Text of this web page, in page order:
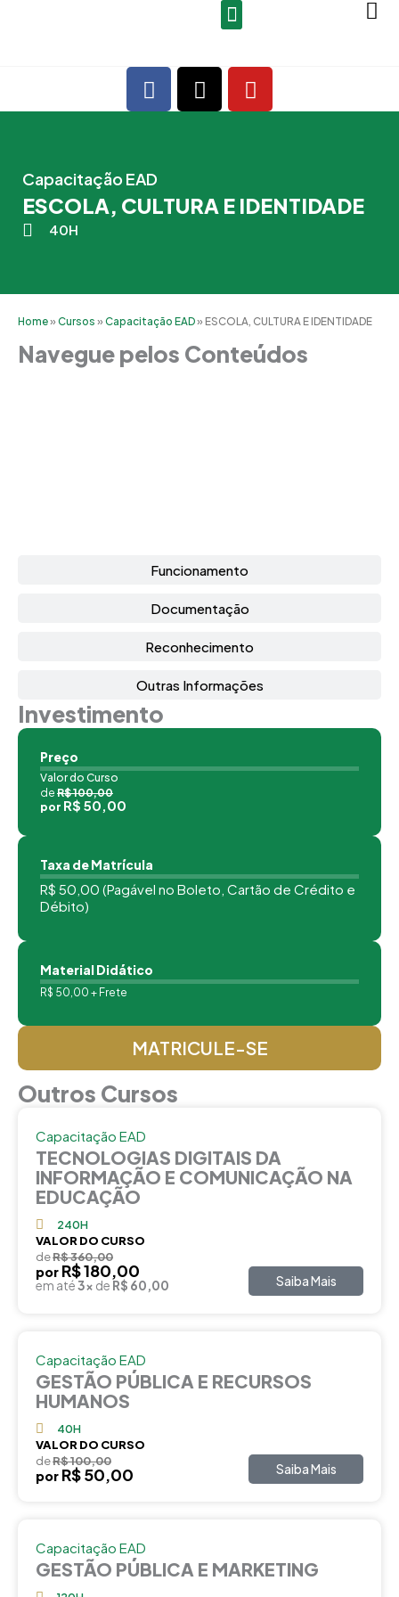
F
a
c
o
o
X
-
t
t
Y
o
u
e
Capacitação EAD
ESCOLA, CULTURA E IDENTIDADE
40H
Home»Cursos »Capacitação EAD» ESCOLA, CULTURA E IDENTIDADE
Navegue pelos Conteúdos
Funcionamento
Documentação
Reconhecimento
Outras Informações
Investimento
Preço
Valor do Curso
de R$ 100,00
por R$ 50,00
Taxa de Matrícula
R$ 50,00 (Pagável no Boleto, Cartão de Crédito e
Débito)
Material Didático
R$ 50,00 + Frete
MATRICULE-SE
Outros Cursos
Capacitação EAD
TECNOLOGIAS DIGITAIS DA
INFORMAÇÃO E COMUNICAÇÃO NA
EDUCAÇÃO
240H
VALOR DO CURSO
deR$ 360,00
por R$ 180,00
em até3x de R$ 60,00 Saiba Mais
Capacitação EAD
GESTÃO PÚBLICA E RECURSOS
HUMANOS
40H
VALOR DO CURSO
deR$ 100,00
por R$ 50,00 Saiba Mais
Capacitação EAD
GESTÃO PÚBLICA E MARKETING